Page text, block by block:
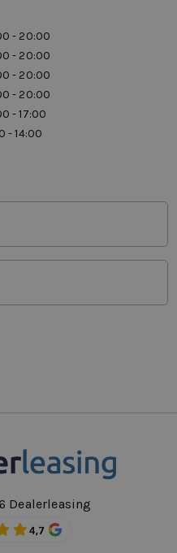
- 20:00
- 20:00
- 20:00
- 20:00
- 17:00
- 14:00
Dealerleasing